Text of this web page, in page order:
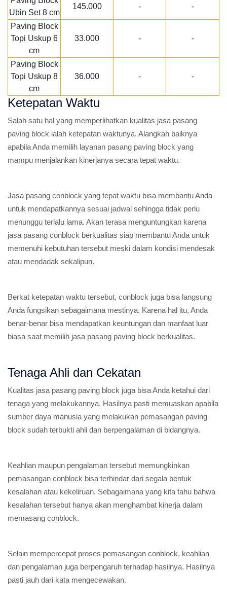
Ubin Set 8 cm
145.000 - -
Paving Block
Topi Uskup 6
cm
33.000 - -
Paving Block
Topi Uskup 8
cm
36.000 - -
Ketepatan Waktu
Salah satu hal yang memperlihatkan kualitas jasa pasang
paving block ialah ketepatan waktunya. Alangkah baiknya
apabila Anda memilih layanan pasang paving block yang
mampu menjalankan kinerjanya secara tepat waktu.
Jasa pasang conblock yang tepat waktu bisa membantu Anda
untuk mendapatkannya sesuai jadwal sehingga tidak perlu
menunggu terlalu lama. Akan terasa menguntungkan karena
jasa pasang conblock berkualitas siap membantu Anda untuk
memenuhi kebutuhan tersebut meski dalam kondisi mendesak
atau mendadak sekalipun.
Berkat ketepatan waktu tersebut, conblock juga bisa langsung
Anda fungsikan sebagaimana mestinya. Karena hal itu, Anda
benar-benar bisa mendapatkan keuntungan dan manfaat luar
biasa saat memilih jasa pasang paving block berkualitas.
Tenaga Ahli dan Cekatan
Kualitas jasa pasang paving block juga bisa Anda ketahui dari
tenaga yang melakukannya. Hasilnya pasti memuaskan apabila
sumber daya manusia yang melakukan pemasangan paving
block sudah terbukti ahli dan berpengalaman di bidangnya.
Keahlian maupun pengalaman tersebut memungkinkan
pemasangan conblock bisa terhindar dari segala bentuk
kesalahan atau kekeliruan. Sebagaimana yang kita tahu bahwa
kesalahan tersebut hanya akan menghambat kinerja dalam
memasang conblock.
Selain mempercepat proses pemasangan conblock, keahlian
dan pengalaman juga berpengaruh terhadap hasilnya. Hasilnya
pasti jauh dari kata mengecewakan.